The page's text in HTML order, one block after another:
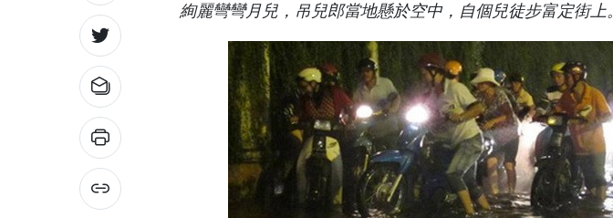
絢麗彎彎月兒，吊兒郎當地懸於空中，自個兒徒步富定街上。